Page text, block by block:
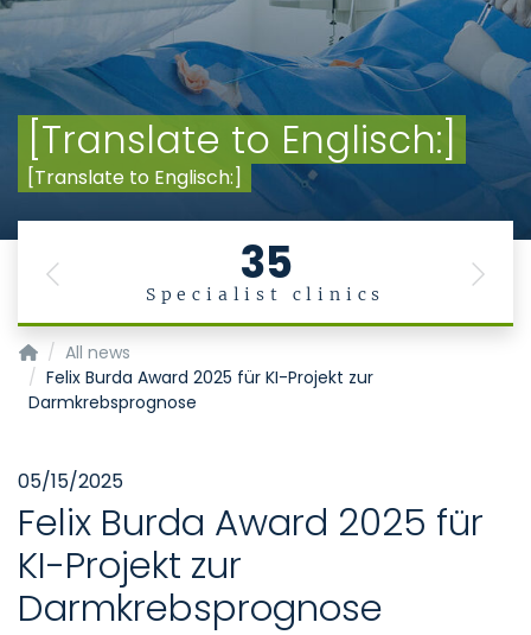
[Translate to Englisch:]
[Translate to Englisch:]
35
Specialist clinics
Previous Next
Klinik für Diagnostische und Interventionelle Radiologie
All news
Felix Burda Award 2025 für KI-Projekt zur
Darmkrebsprognose
05/15/2025
Felix Burda Award 2025 für
KI-Projekt zur
Darmkrebsprognose